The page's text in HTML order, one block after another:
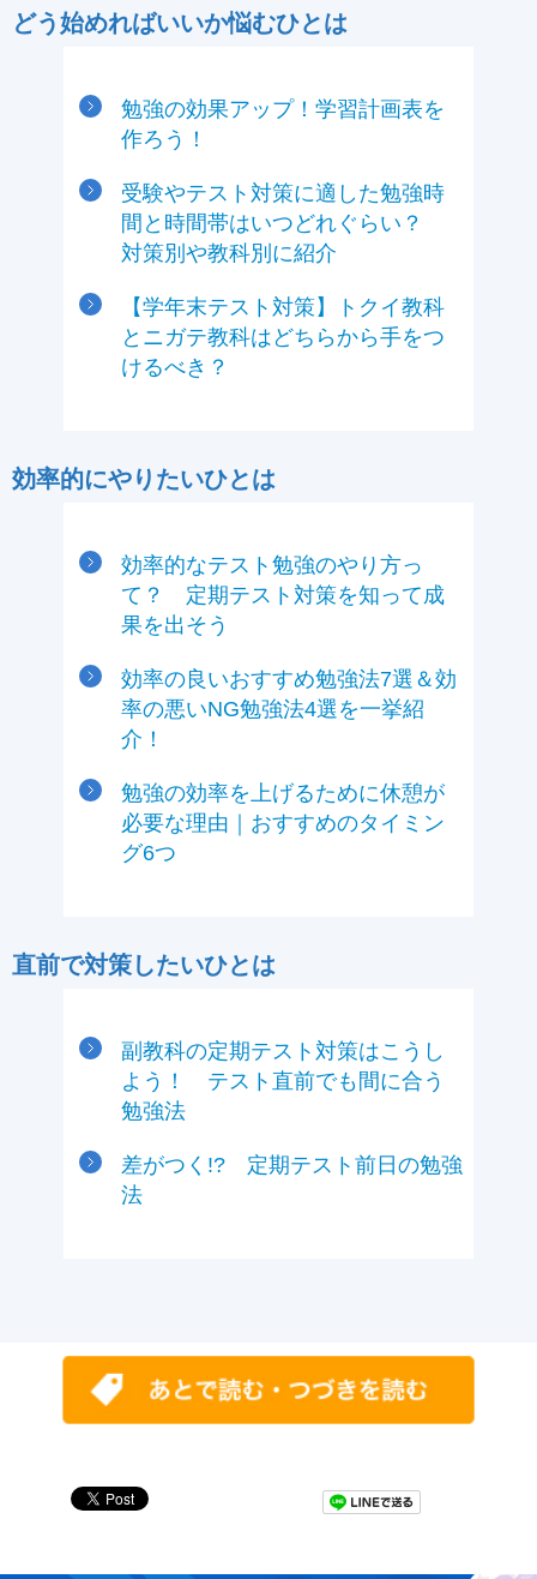
どう始めればいいか悩むひとは
勉強の効果アップ！学習計画表を
作ろう！
受験やテスト対策に適した勉強時
間と時間帯はいつどれぐらい？
対策別や教科別に紹介
【学年末テスト対策】トクイ教科
とニガテ教科はどちらから手をつ
けるべき？
効率的にやりたいひとは
効率的なテスト勉強のやり方っ
て？ 定期テスト対策を知って成
果を出そう
効率の良いおすすめ勉強法7選＆効
率の悪いNG勉強法4選を一挙紹
介！
勉強の効率を上げるために休憩が
必要な理由｜おすすめのタイミン
グ6つ
直前で対策したいひとは
副教科の定期テスト対策はこうし
よう！ テスト直前でも間に合う
勉強法
差がつく!? 定期テスト前日の勉強
法